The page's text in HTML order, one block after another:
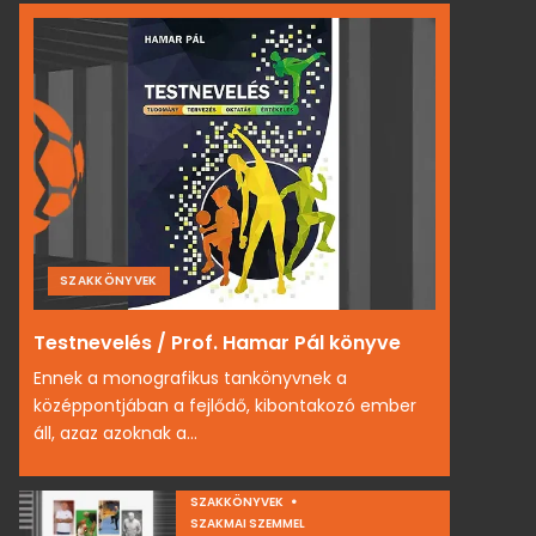
SZAKKÖNYVEK
Testnevelés / Prof. Hamar Pál könyve
Ennek a monografikus tankönyvnek a
középpontjában a fejlődő, kibontakozó ember
áll, azaz azoknak a...
SZAKKÖNYVEK
SZAKMAI SZEMMEL